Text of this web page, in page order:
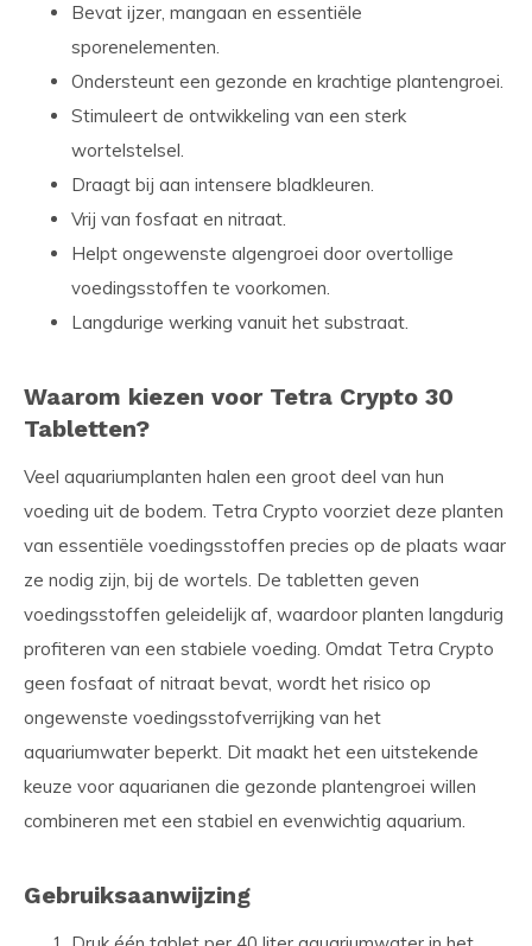
Bevat ijzer, mangaan en essentiële
sporenelementen.
Ondersteunt een gezonde en krachtige plantengroei.
Stimuleert de ontwikkeling van een sterk
wortelstelsel.
Draagt bij aan intensere bladkleuren.
Vrij van fosfaat en nitraat.
Helpt ongewenste algengroei door overtollige
voedingsstoffen te voorkomen.
Langdurige werking vanuit het substraat.
Waarom kiezen voor Tetra Crypto 30
Tabletten?
Veel aquariumplanten halen een groot deel van hun
voeding uit de bodem. Tetra Crypto voorziet deze planten
van essentiële voedingsstoffen precies op de plaats waar
ze nodig zijn, bij de wortels. De tabletten geven
voedingsstoffen geleidelijk af, waardoor planten langdurig
profiteren van een stabiele voeding. Omdat Tetra Crypto
geen fosfaat of nitraat bevat, wordt het risico op
ongewenste voedingsstofverrijking van het
aquariumwater beperkt. Dit maakt het een uitstekende
keuze voor aquarianen die gezonde plantengroei willen
combineren met een stabiel en evenwichtig aquarium.
Gebruiksaanwijzing